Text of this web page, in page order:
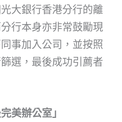
大銀行香港分行的離
行本身亦非常鼓勵現
事加入公司，並按照
選，最後成功引薦者
美辦公室」